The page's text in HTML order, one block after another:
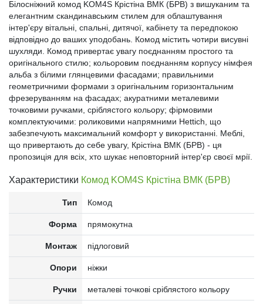
Білосніжний комод KOM4S Крістіна ВМК (БРВ) з вишуканим та
елегантним скандинавським стилем для облаштування
інтер'єру вітальні, спальні, дитячої, кабінету та передпокою
відповідно до ваших уподобань. Комод містить чотири висувні
шухляди. Комод привертає увагу поєднанням простого та
оригінального стилю; кольоровим поєднанням корпусу німфея
альба з білими глянцевими фасадами; правильними
геометричними формами з оригінальним горизонтальним
фрезеруванням на фасадах; акуратними металевими
точковими ручками, сріблястого кольору; фірмовими
комплектуючими: роликовими напрямними Hettich, що
забезпечують максимальний комфорт у використанні. Меблі,
що привертають до себе увагу, Крістіна ВМК (БРВ) - ця
пропозиція для всіх, хто шукає неповторний інтер'єр своєї мрії.
Характеристики Комод KOM4S Крістіна ВМК (БРВ)
Тип Комод
Форма прямокутна
Монтаж підлоговий
Опори ніжки
Ручки металеві точкові сріблястого кольору